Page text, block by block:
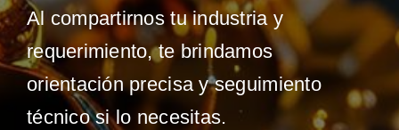
Industrias
Recursos
Al compartirnos tu industria y
requerimiento, te brindamos
orientación precisa y seguimiento
técnico si lo necesitas.